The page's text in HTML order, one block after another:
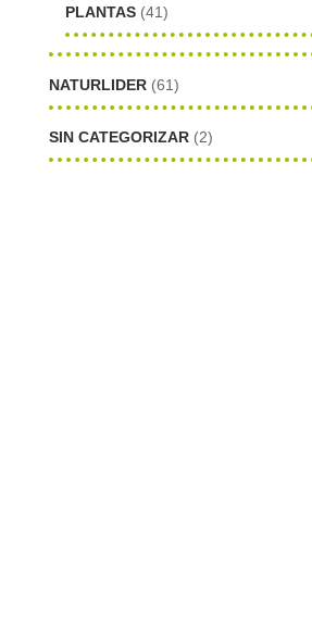
PLANTAS (41)
NATURLIDER (61)
SIN CATEGORIZAR (2)